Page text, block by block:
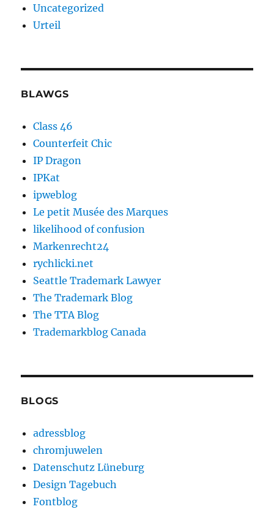
Uncategorized
Urteil
BLAWGS
Class 46
Counterfeit Chic
IP Dragon
IPKat
ipweblog
Le petit Musée des Marques
likelihood of confusion
Markenrecht24
rychlicki.net
Seattle Trademark Lawyer
The Trademark Blog
The TTA Blog
Trademarkblog Canada
BLOGS
adressblog
chromjuwelen
Datenschutz Lüneburg
Design Tagebuch
Fontblog